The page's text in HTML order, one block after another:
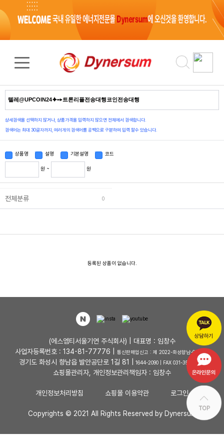
상세검색을 선택하지 않거나, 상품가격을 입력하지 않으면 전체에서 검색합니다.
검색어는 최대 30글자까지, 여러개의 검색어를 공백으로 구분하여 입력 할수 있습니다.
상품명 설명 기본설명 코드
원 ~ 원
전체분류 0
등록된 상품이 없습니다.
(에스엠티서울기연 주식회사) | 대표명 : 임창수
사업자등록번호 : 134-81-77776 |
통신판매업신고 : 제 2022-화성향남-0048 호
경기도 화성시 향남읍 발안공단로 1길 81 | 1644-2090 | FAX 031-353-4727
쇼핑몰관리자, 개인정보관리책임자 : 임창수
개인정보처리방침 쇼핑몰 이용약관 로그인
Copyrights © 2021 All Rights Reserved by Dynersum